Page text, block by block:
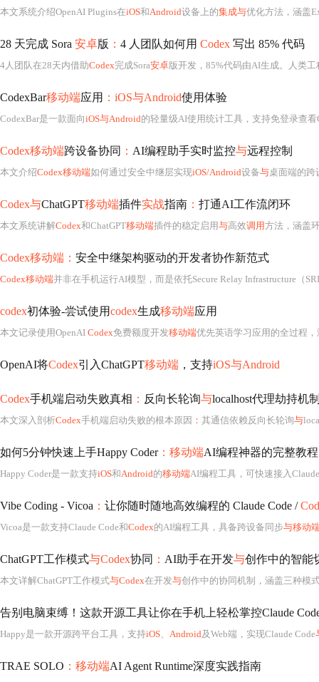
本文系统介绍OpenAI Plugins在iOS和Android设备上的集成与优化方法，涵盖Expo插件
28 天完成 Sora 安卓版 ： 4 人团队如何用 Codex 写出 85% 代码
4人团队在28天内借助Codex完成Sora安卓版开发，85%代码由AI生成。人类
CodexBar移动端应用 ：iOS与Android使用体验
CodexBar是一款面向iOS与Android的轻量级AI使用统计工具，支持免登录查
Codex移动端跨设备协同 ： AI编程助手实时监控与远程控制
本文介绍Codex移动端如何通过安全中继层实现iOS/Android设备与桌面端的跨设备协同，支持实时
Codex与ChatGPT移动端插件实战指南 ： 打通AI工作流闭环
本文系统讲解Codex和ChatGPT移动端插件的稳定启用与高效调用方法，涵盖环境预检、提示词重构、Base64文件处理、结果校验
Codex移动端： 安全中继架构驱动的开发者协作新范式
Codex移动端并非在手机运行AI模型，而是依托Secure Relay Infrastructure（
codex初体验-尝试使用codex生成移动端应用
本文记录使用OpenAI Codex免费额度开发移动端优先英语学习应用的全过程，
OpenAI将Codex引入ChatGPT移动端 ，支持iOS与Android
Codex手机端启动失败真相 ： 反向长轮询与localhost代理劫持机
本文深入剖析Codex手机端启动失败的根本原因 ： 其通信依赖反向长轮询与localhost
如何5分钟快速上手Happy Coder：移动端AI编程神器的完整教程
Happy Coder是一款支持iOS和Android的移动端AI编程工具，可快速接入
Vibe Coding - Vicoa ： 让你随时随地高效编程的 Claude Code /
Vicoa是一款支持Claude Code和Codex的AI编程工具，具备跨设备同步与移动
ChatGPT工作模式与Codex协同 ： AI助手在开发与创作中的智能
本文详解ChatGPT工作模式与Codex在开发与创作中的协同机制，涵盖三种模式（聊天、研究工作、
告别电脑束缚！这款开源工具让你在手机上轻松掌控Claude
Happy是一款开源跨平台工具，支持iOS、 Android及Web端，实现Claude Code
TRAE SOLO ：移动端AI Agent Runtime深度实践指南